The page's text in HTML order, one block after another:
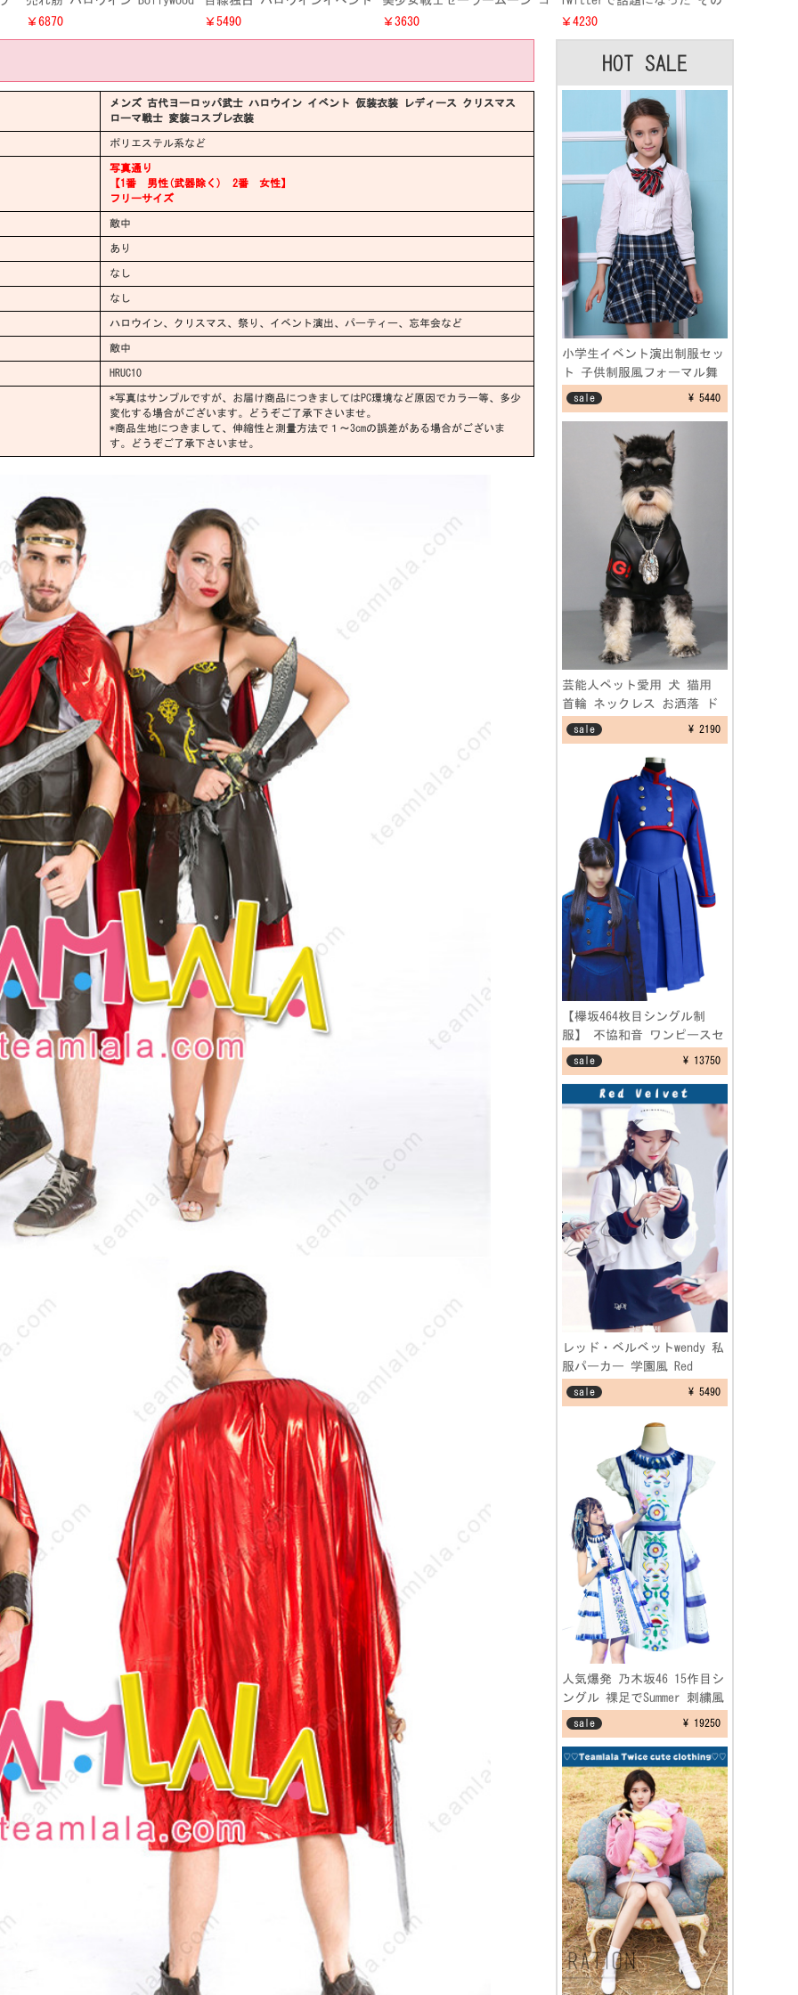
Beautyインド風 男性ダンス仮
装コスプレ衣装 Halloween ラ
￥6870
ペアルック仮装 消防服コスプ
レ衣装 レディース・メンズ消
￥5490
スプレ衣装 七色 ハロウィン
コスチューム 激安 セラムン
￥3630
ケンタッキーフライドチキン
ズボン ハロウイン仮装でもオ
ススメ2017新作
￥4230
メンズ 古代ヨーロッパ武士 ハロウイン イベント 仮装衣装 レディース クリスマス
ローマ戦士 変装コスプレ衣装
ポリエステル系など
写真通り
【1番 男性(武器除く) 2番 女性】
フリーサイズ
敵中
あり
なし
なし
ハロウイン、クリスマス、祭り、イベント演出、パーティー、忘年会など
敵中
HRUC10
*写真はサンプルですが、お届け商品につきましてはPC環境など原因でカラー等、多少
変化する場合がございます。どうぞご了承下さいませ。
*商品生地につきまして、伸縮性と測量方法で１～3cmの誤差がある場合がございま
す。どうぞご了承下さいませ。
HOT SALE
小学生イベント演出制服セッ
ト 子供制服風フォーマル舞
台劇 文化祭仮装コスプレ衣
装 学園祭演出服
sale ¥ 5440
芸能人ペット愛用 犬 猫用
首輪 ネックレス お洒落 ド
ッグス フェザーネックレス
アクセサリー
sale ¥ 2190
【欅坂464枚目シングル制
服】 不協和音 ワンピースセ
ット けやき坂 ブルー 制服
コスプレ衣装
sale ¥ 13750
レッド・ベルベットwendy 私
服パーカー 学園風 Red
Velvet ウェンディ 空港ファ
ッション制服 フリーサイズ
sale ¥ 5490
人気爆発 乃木坂46 15作目シ
ングル 裸足でSummer 刺繍風
ワンピースコスプレ衣装
sale ¥ 19250